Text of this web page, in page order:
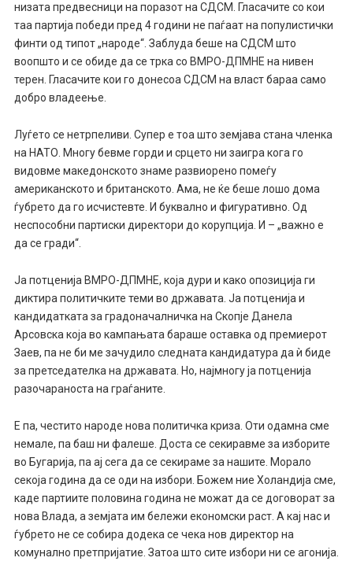
низата предвесници на поразот на СДСМ. Гласачите со кои
таа партија победи пред 4 години не паѓаат на популистички
финти од типот „народе“. Заблуда беше на СДСМ што
воопшто и се обиде да се трка со ВМРО-ДПМНЕ на нивен
терен. Гласачите кои го донесоа СДСМ на власт бараа само
добро владеење.
Луѓето се нетрпеливи. Супер е тоа што земјава стана членка
на НАТО. Многу бевме горди и срцето ни заигра кога го
видовме македонското знаме развиорено помеѓу
американското и британското. Ама, не ќе беше лошо дома
ѓубрето да го исчистевте. И буквално и фигуративно. Од
неспособни партиски директори до корупција. И – „важно е
да се гради“.
Ја потценија ВМРО-ДПМНЕ, која дури и како опозиција ги
диктира политичките теми во државата. Ја потценија и
кандидатката за градоначалничка на Скопје Данела
Арсовска која во кампањата бараше оставка од премиерот
Заев, па не би ме зачудило следната кандидатура да ѝ биде
за претседателка на државата. Но, најмногу ја потценија
разочараноста на граѓаните.
Е па, честито народе нова политичка криза. Оти одамна сме
немале, па баш ни фалеше. Доста се секиравме за изборите
во Бугарија, па ај сега да се секираме за нашите. Морало
секоја година да се оди на избори. Божем ние Холандија сме,
каде партиите половина година не можат да се договорат за
нова Влада, а земјата им бележи економски раст. А кај нас и
ѓубрето не се собира додека се чека нов директор на
комунално претпријатие. Затоа што сите избори ни се агонија.